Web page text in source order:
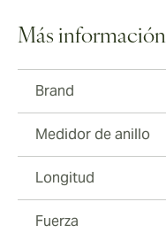
Más información
Brand
Medidor de anillo
Longitud
Fuerza